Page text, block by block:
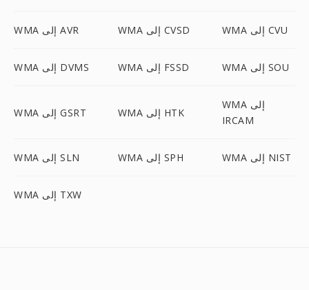
WMA إلى AVR WMA إلى CVSD WMA إلى CVU
WMA إلى DVMS WMA إلى FSSD WMA إلى SOU
WMA إلى GSRT WMA إلى HTK
WMA إلى
IRCAM
WMA إلى SLN WMA إلى SPH WMA إلى NIST
WMA إلى TXW